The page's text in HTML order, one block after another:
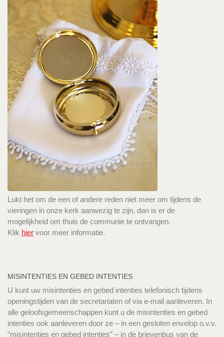
Lukt het om de een of andere reden niet meer om tijdens de
vieringen in onze kerk aanwezig te zijn, dan is er de
mogelijkheid om thuis de communie te ontvangen.
Klik hier voor meer informatie.
MISINTENTIES EN GEBED INTENTIES
U kunt uw misintenties en gebed intenties telefonisch tijdens
openingstijden van de secretariaten of via e-mail aanleveren. In
alle geloofsgemeenschappen kunt u de misintenties en gebed
intenties ook aanleveren door ze – in een gesloten envelop o.v.v.
“misintenties en gebed intenties” – in de brievenbus van de